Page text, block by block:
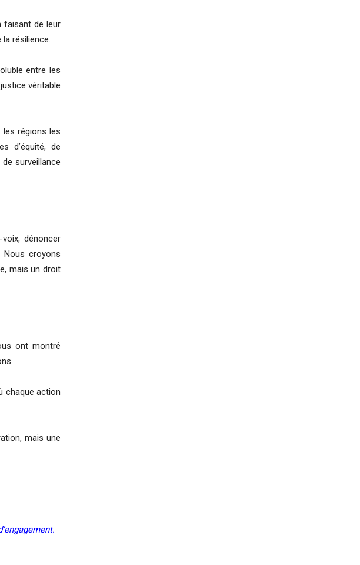
faisant de leur
résilience.
entre les
véritable
les régions les
d’équité, de
surveillance
dénoncer
Nous croyons
mais un droit
ont montré
chaque action
mais une